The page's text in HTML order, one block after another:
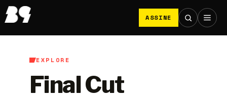
ASSINE
EXPLORE
Final Cut